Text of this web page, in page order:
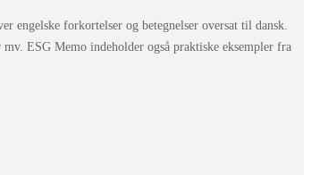
engelske forkortelser og betegnelser oversat til dansk.
ESG Memo indeholder også praktiske eksempler fra